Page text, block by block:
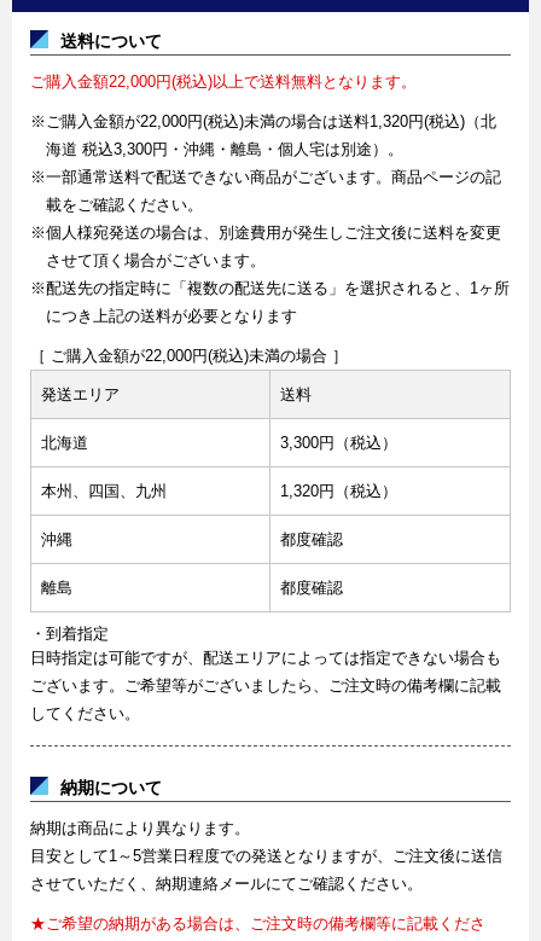
送料について
ご購入金額22,000円(税込)以上で送料無料となります。
※ご購入金額が22,000円(税込)未満の場合は送料1,320円(税込)（北
海道 税込3,300円・沖縄・離島・個人宅は別途）。
※一部通常送料で配送できない商品がございます。商品ページの記
載をご確認ください。
※個人様宛発送の場合は、別途費用が発生しご注文後に送料を変更
させて頂く場合がございます。
※配送先の指定時に「複数の配送先に送る」を選択されると、1ヶ所
につき上記の送料が必要となります
［ ご購入金額が22,000円(税込)未満の場合 ］
発送エリア 送料
北海道 3,300円（税込）
本州、四国、九州 1,320円（税込）
沖縄 都度確認
離島 都度確認
・到着指定
日時指定は可能ですが、配送エリアによっては指定できない場合も
ございます。ご希望等がございましたら、ご注文時の備考欄に記載
してください。
納期について
納期は商品により異なります。
目安として1～5営業日程度での発送となりますが、ご注文後に送信
させていただく、納期連絡メールにてご確認ください。
★ご希望の納期がある場合は、ご注文時の備考欄等に記載くださ